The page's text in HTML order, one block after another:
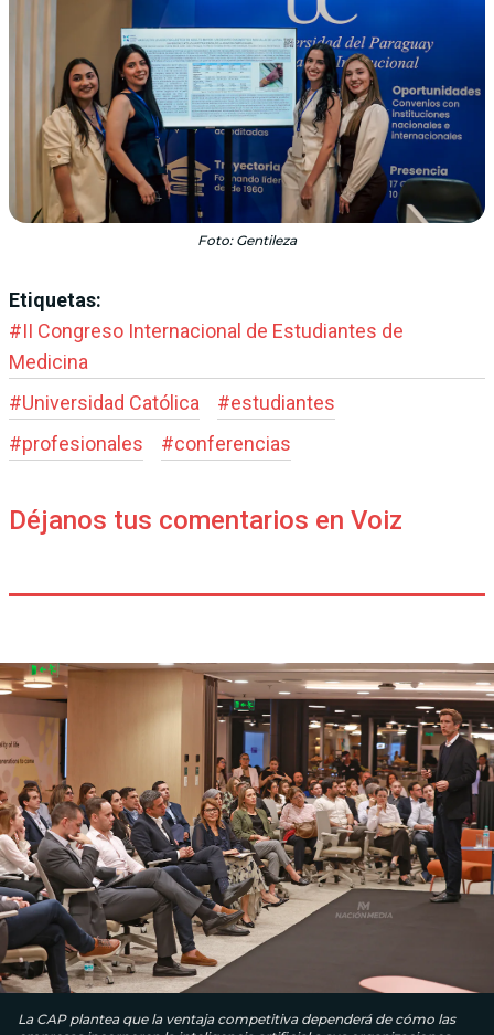
Foto: Gentileza
Etiquetas:
#II Congreso Internacional de Estudiantes de
Medicina
#Universidad Católica #estudiantes
#profesionales #conferencias
Déjanos tus comentarios en Voiz
La CAP plantea que la ventaja competitiva dependerá de cómo las